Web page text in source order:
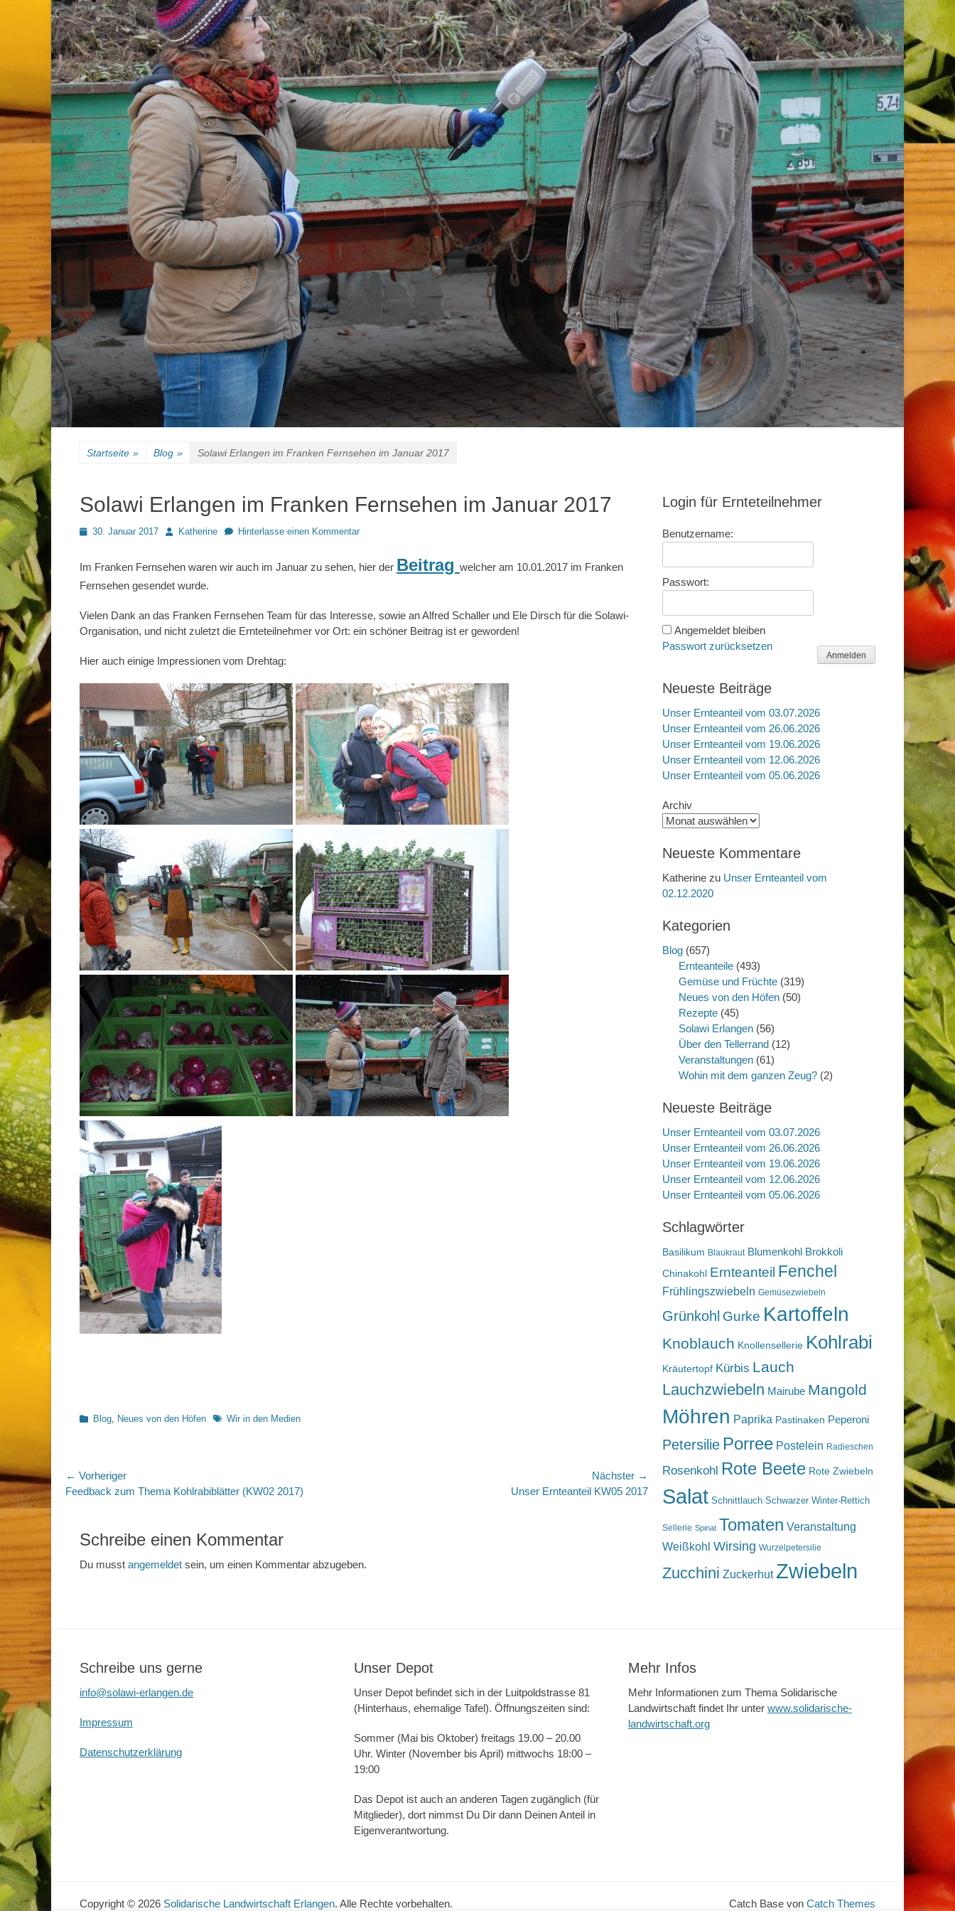
Startseite » Blog » Solawi Erlangen im Franken Fernsehen im Januar 2017
Solawi Erlangen im Franken Fernsehen im Januar 2017
Posted30. Januar 2017 AutorKatherine Hinterlasse einen Kommentar
Im Franken Fernsehen waren wir auch im Januar zu sehen, hier der Beitrag welcher am 10.01.2017 im Franken
Fernsehen gesendet wurde.
Vielen Dank an das Franken Fernsehen Team für das Interesse, sowie an Alfred Schaller und Ele Dirsch für die Solawi-
Organisation, und nicht zuletzt die Ernteteilnehmer vor Ort: ein schöner Beitrag ist er geworden!
Hier auch einige Impressionen vom Drehtag:
Kategorien
Blog, Neues von den Höfen Schlagworte
Wir in den Medien
Beitragsnavigation
← Vorheriger
Vorheriger
Feedback zum Thema Kohlrabiblätter (KW02 2017)
Nächster →
Unser Ernteanteil KW05 2017
Schreibe einen Kommentar
Du musst angemeldet sein, um einen Kommentar abzugeben.
Login für Ernteteilnehmer
Benutzername:
Passwort:
Angemeldet bleiben
Anmelden
Passwort zurücksetzen
Neueste Beiträge
Unser Ernteanteil vom 03.07.2026
Unser Ernteanteil vom 26.06.2026
Unser Ernteanteil vom 19.06.2026
Unser Ernteanteil vom 12.06.2026
Unser Ernteanteil vom 05.06.2026
Archiv
Neueste Kommentare
Katherine zu Unser Ernteanteil vom
02.12.2020
Kategorien
Blog (657)
Ernteanteile(493)
Gemüse und Früchte(319)
Neues von den Höfen(50)
Rezepte(45)
Solawi Erlangen(56)
Über den Tellerrand(12)
Veranstaltungen(61)
Wohin mit dem ganzen Zeug?(2)
Neueste Beiträge
Unser Ernteanteil vom 03.07.2026
Unser Ernteanteil vom 26.06.2026
Unser Ernteanteil vom 19.06.2026
Unser Ernteanteil vom 12.06.2026
Unser Ernteanteil vom 05.06.2026
Schlagwörter
Basilikum Blaukraut Blumenkohl Brokkoli
Chinakohl Ernteanteil Fenchel
Frühlingszwiebeln Gemüsezwiebeln
Grünkohl Gurke Kartoffeln
Knoblauch Knollensellerie Kohlrabi
Kräutertopf Kürbis Lauch
Lauchzwiebeln Mairube Mangold
Möhren Paprika Pastinaken Peperoni
Petersilie Porree Postelein Radieschen
Rosenkohl Rote Beete Rote Zwiebeln
Salat Schnittlauch Schwarzer Winter-Rettich
Sellerie Spinat Tomaten Veranstaltung
Weißkohl Wirsing Wurzelpetersilie
Zucchini Zuckerhut Zwiebeln
Schreibe uns gerne
info@solawi-erlangen.de
Impressum
Datenschutzerklärung
Unser Depot
Unser Depot befindet sich in der Luitpoldstrasse 81
(Hinterhaus, ehemalige Tafel). Öffnungszeiten sind:
Sommer (Mai bis Oktober) freitags 19.00 – 20.00
Uhr. Winter (November bis April) mittwochs 18:00 –
19:00
Das Depot ist auch an anderen Tagen zugänglich (für
Mitglieder), dort nimmst Du Dir dann Deinen Anteil in
Eigenverantwortung.
Mehr Infos
Mehr Informationen zum Thema Solidarische
Landwirtschaft findet Ihr unter www.solidarische-
landwirtschaft.org
Copyright © 2026 Solidarische Landwirtschaft Erlangen. Alle Rechte vorbehalten. Catch Base von Catch Themes